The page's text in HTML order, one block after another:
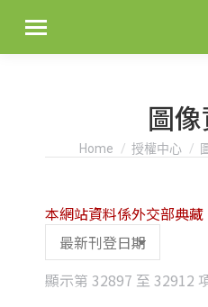
圖
You are here:
Home 授權中心
顯示第 32897 至 32912
本網站資料係外交部典